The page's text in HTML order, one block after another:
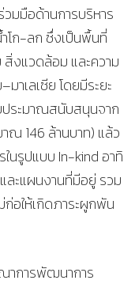
วมมือด้านการบริหาร
โก-ลก ซึ่งเป็นพื้นที่
งแวดล้อม และความ
าเลเซีย โดยมีระยะ
ประมาณสนับสนุนจาก
ณ 146 ล้านบาท) แล้ว
นรูปแบบ In-kind อาทิ
ละแผนงานที่มีอยู่ รวม
ก่อให้เกิดภาระผูกพัน
าการพัฒนาการ